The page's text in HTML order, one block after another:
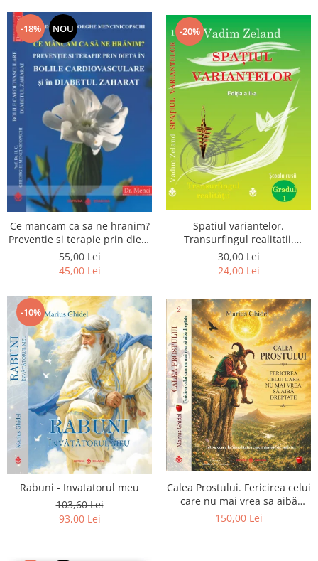
-18% NOU
Ce mancam ca sa ne hranim?
Preventie si terapie prin dieta
in bolile cardiovasculare si in
diabetul zaharat
55,00 Lei
45,00 Lei
-20%
Spatiul variantelor.
Transurfingul realitatii.
Gradul 1. Cum sa ne
dezvoltam intuitia si sa ne
alegem soarta
30,00 Lei
24,00 Lei
-10%
Rabuni - Invatatorul meu
103,60 Lei
93,00 Lei
Calea Prostului. Fericirea celui
care nu mai vrea sa aibă
dreptate - Intoarcerea la
150,00 Lei